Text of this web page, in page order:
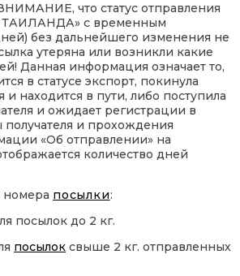
что статус отправления
с временным
без дальнейшего изменения не
утеряна или возникли какие
Данная информация означает то,
в статусе экспорт, покинула
и находится в пути, либо поступила
и ожидает регистрации в
и прохождения
«Об отправлении» на
количество дней
посылки:
посылок до 2 кг.
посылок свыше 2 кг. отправленных